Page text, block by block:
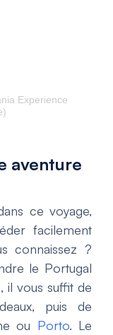
Experience
aventure
ce voyage,
facilement
connaissez ?
le Portugal
il vous suffit de
puis de
ou Porto. Le